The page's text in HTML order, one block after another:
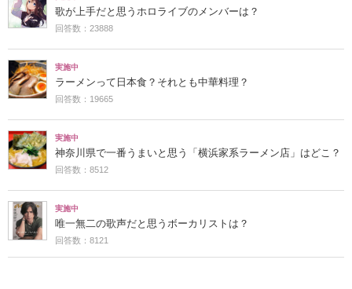
歌が上手だと思うホロライブのメンバーは？
回答数：23888
実施中
ラーメンって日本食？それとも中華料理？
回答数：19665
実施中
神奈川県で一番うまいと思う「横浜家系ラーメン店」はどこ？
回答数：8512
実施中
唯一無二の歌声だと思うボーカリストは？
回答数：8121